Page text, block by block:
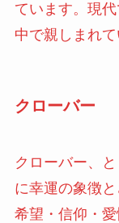
ています。現
中で親しまれて
クローバー
クローバー、
に幸運の象徴
希望・信仰・